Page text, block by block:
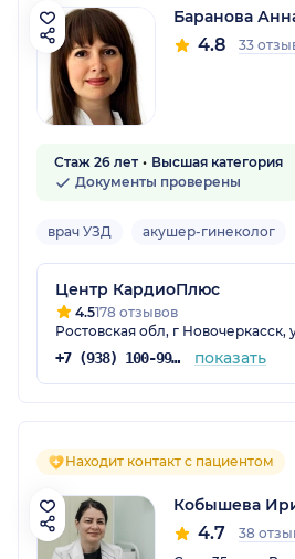
Баранова
4.8 33
Стаж 26 лет
Высшая категория
Документы проверены
врач УЗД акушер-гинеколог
Центр КардиоПлюс
4.5178 отзывов
Ростовская обл, г Новочеркасск,
+7 (938) 100-99-51 показать
Находит контакт с пациентом
Кобышева
4.7
38